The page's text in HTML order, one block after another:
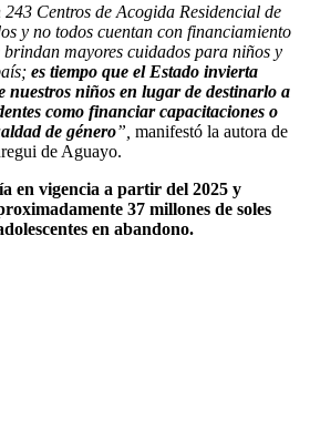
Centros de Acogida Residencial de
y no todos cuentan con financiamiento
mayores cuidados para niños y
es tiempo que el Estado invierta
nuestros niños en lugar de destinarlo a
como financiar capacitaciones o
de género” manifestó la autora de
de Aguayo.
ía en vigencia a partir del 2025 y
37 millones de soles
en abandono.